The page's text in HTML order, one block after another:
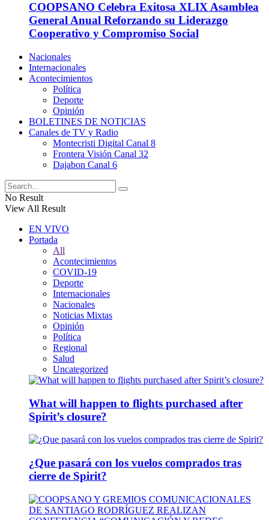
COOPSANO Celebra Exitosa XLIX Asamblea
General Anual Reforzando su Liderazgo
Cooperativo y Compromiso Social
Nacionales
Internacionales
Acontecimientos
Política
Deporte
Opinión
BOLETINES DE NOTICIAS
Canales de TV y Radio
Montecristi Digital Canal 8
Frontera Visión Canal 32
Dajabon Canal 6
No Result
View All Result
EN VIVO
Portada
All
Acontecimientos
COVID-19
Deporte
Internacionales
Nacionales
Noticias Mixtas
Opinión
Política
Regional
Salud
Uncategorized
What will happen to flights purchased after
Spirit’s closure?
¿Que pasará con los vuelos comprados tras
cierre de Spirit?